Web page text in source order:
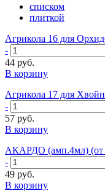
списком
плиткой
Агрикола 16 для
-
44 руб.
В корзину
Агрикола 17 для
-
57 руб.
В корзину
АКАРДО (амп.4мл) (от
-
49 руб.
В корзину